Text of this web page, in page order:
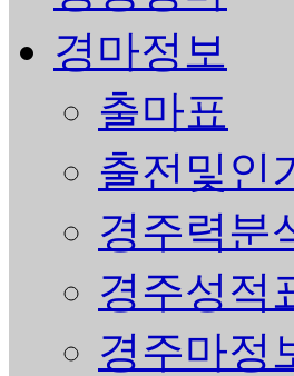
경마정보
출마표
출전및인
경주력분
경주성적
경주마정